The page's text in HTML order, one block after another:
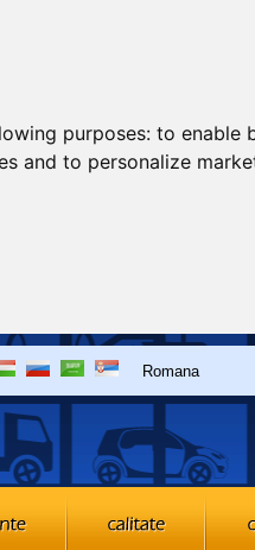
purposes: to enable
and to personalize